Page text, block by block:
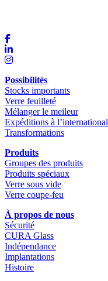
Possibilités
Stocks importants
Verre feuilleté
Mélanger le meileur
Expéditions à l’international
Transformations
Produits
Groupes des produits
Produits spéciaux
Verre sous vide
Verre coupe-feu
À propos de nous
Sécurité
CURA Glass
Indépendance
Implantations
Histoire